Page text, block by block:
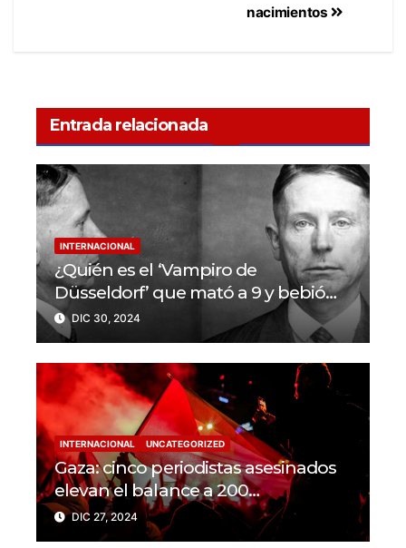
nacimientos
Entrada relacionada
INTERNACIONAL
¿Quién es el ‘Vampiro de
Düsseldorf’ que mató a 9 y bebió
sangre de sus víctimas?
DIC 30, 2024
INTERNACIONAL UNCATEGORIZED
Gaza: cinco periodistas asesinados
elevan el balance a 200
trabajadores de la prensa muertos
en 2024
DIC 27, 2024